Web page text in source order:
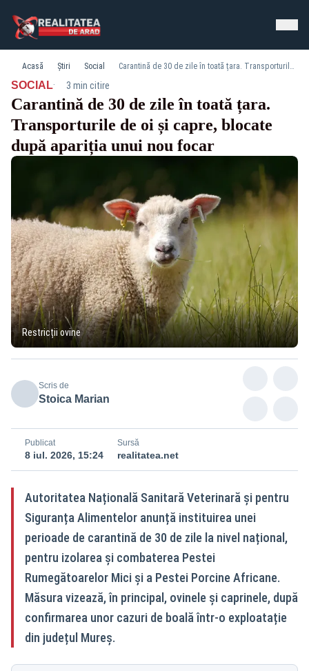
Acasă Știri Social Carantină de 30 de zile în toată țara. Transporturile de oi și capre, blocate după apariția unui nou focar
SOCIAL· 3 min citire
Carantină de 30 de zile în toată țara.
Transporturile de oi și capre, blocate
după apariția unui nou focar
Restricții ovine
Scris de
Stoica Marian
Publicat
8 iul. 2026, 15:24
Sursă
realitatea.net
Autoritatea Națională Sanitară Veterinară și pentru
Siguranța Alimentelor anunță instituirea unei
perioade de carantină de 30 de zile la nivel național,
pentru izolarea și combaterea Pestei
Rumegătoarelor Mici și a Pestei Porcine Africane.
Măsura vizează, în principal, ovinele și caprinele, după
confirmarea unor cazuri de boală într-o exploatație
din județul Mureș.